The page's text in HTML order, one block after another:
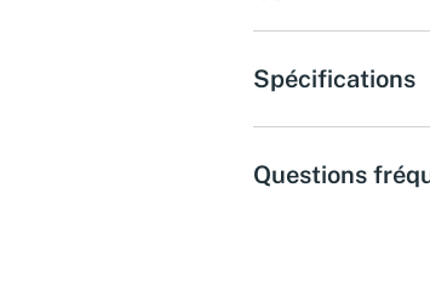
Spécifications
Questions